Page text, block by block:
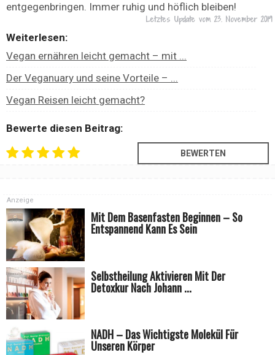
entgegenbringen. Immer ruhig und höflich bleiben!
Letztes Update vom 23. November 2019
Weiterlesen:
Vegan ernähren leicht gemacht – mit ...
Der Veganuary und seine Vorteile – ...
Vegan Reisen leicht gemacht?
Bewerte diesen Beitrag:
Mit Dem Basenfasten Beginnen – So
Entspannend Kann Es Sein
Selbstheilung Aktivieren Mit Der
Detoxkur Nach Johann ...
Anzeige
NADH – Das Wichtigste Molekül Für
Unseren Körper